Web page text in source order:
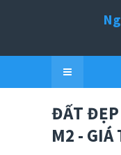
ĐẤT
M2 - GIÁ